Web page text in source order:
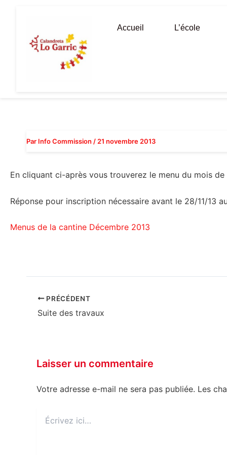
Accueil L’école
Par Info Commission / 21 novembre 2013
En cliquant ci-après vous trouverez le menu du mois de
Réponse pour inscription nécessaire avant le 28/11/13
Menus de la cantine Décembre 2013
PRÉCÉDENT
Suite des travaux
Laisser un commentaire
Votre adresse e-mail ne sera pas publiée. Les
ici…